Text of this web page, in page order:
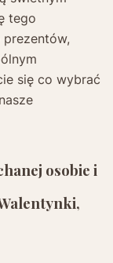
tego
się co wybrać
osobie i